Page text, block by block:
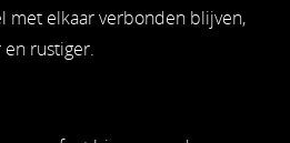
met elkaar verbonden blijven,
rustiger.